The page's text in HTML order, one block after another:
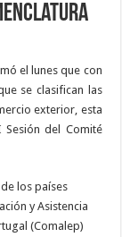
el lunes que con
se clasifican las
exterior, esta
Sesión del Comité
los países
y Asistencia
(Comalep)